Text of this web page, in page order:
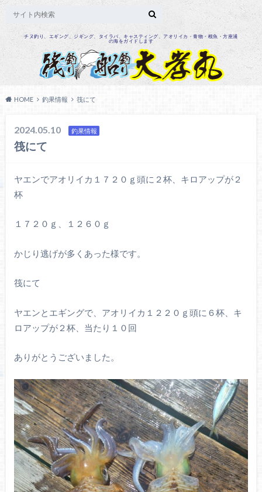
チヌ釣り、エギング、ジギング、タイラバ、キャスティング、アオリイカ・青物・根魚・方座浦
の海をガイドします
HOME 釣果情報 筏にて
2024.05.10 釣果情報
筏にて
ヤエンでアオリイカ１７２０ｇ頭に２杯、キロアップが２
杯
１７２０ｇ、１２６０ｇ
かじり逃げが多くあった様です。
筏にて
ヤエンとエギングで、アオリイカ１２２０ｇ頭に６杯、キ
ロアップが２杯、当たり１０回
ありがとうございました。